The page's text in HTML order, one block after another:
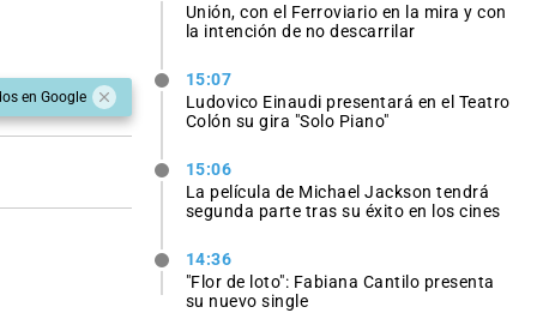
en Google
Unión, con el Ferroviario en la mira y con
la intención de no descarrilar
15:07
Ludovico Einaudi presentará en el Teatro
Colón su gira "Solo Piano"
15:06
La película de Michael Jackson tendrá
segunda parte tras su éxito en los cines
14:36
"Flor de loto": Fabiana Cantilo presenta
su nuevo single